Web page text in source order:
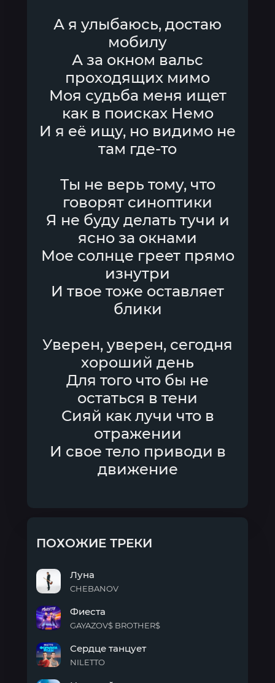
А я улыбаюсь, достаю
мобилу
А за окном вальс
проходящих мимо
Моя судьба меня ищет
как в поисках Немо
И я её ищу, но видимо не
там где-то
Ты не верь тому, что
говорят синоптики
Я не буду делать тучи и
ясно за окнами
Мое солнце греет прямо
изнутри
И твое тоже оставляет
блики
Уверен, уверен, сегодня
хороший день
Для того что бы не
остаться в тени
Сияй как лучи что в
отражении
И свое тело приводи в
движение
ПОХОЖИЕ ТРЕКИ
Луна
CHEBANOV
Фиеста
GAYAZOV$ BROTHER$
Сердце танцует
NILETTO